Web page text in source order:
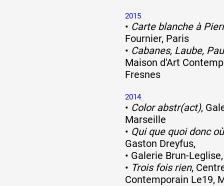
2015
• Carte blanche à
Fournier, Paris
• Cabanes, Laube,
Maison d'Art
Fresnes
2014
• Color abstr(act),
Marseille
• Qui que quoi donc où
Gaston Dreyfus,
• Galerie Brun-
• Trois fois rien,
Contemporain Le19,